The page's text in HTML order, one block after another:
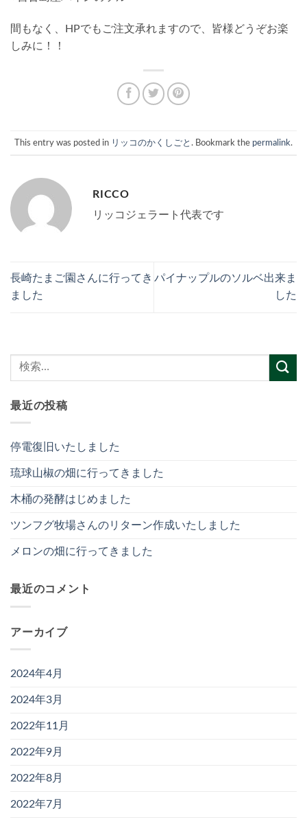
間もなく、HPでもご注文承れますので、皆様どうぞお楽
しみに！！
This entry was posted in リッコのかくしごと . Bookmark the permalink.
RICCO
リッコジェラート代表です
長崎たまご園さんに行ってき
ました
パイナップルのソルベ出来ま
した
最近の投稿
停電復旧いたしました
琉球山椒の畑に行ってきました
木桶の発酵はじめました
ツンフグ牧場さんのリターン作成いたしました
メロンの畑に行ってきました
最近のコメント
アーカイブ
2024年4月
2024年3月
2022年11月
2022年9月
2022年8月
2022年7月